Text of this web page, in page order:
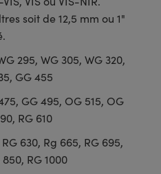
soit de 12,5 mm ou 1"
295, WG 305, WG 320,
GG 455
GG 495, OG 515, OG
RG 610
630, Rg 665, RG 695,
850, RG 1000